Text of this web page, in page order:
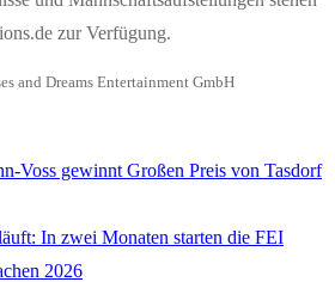
zur Verfügung.
and Dreams Entertainment GmbH
Voss gewinnt Großen Preis von Tasdorf
In zwei Monaten starten die FEI
2026